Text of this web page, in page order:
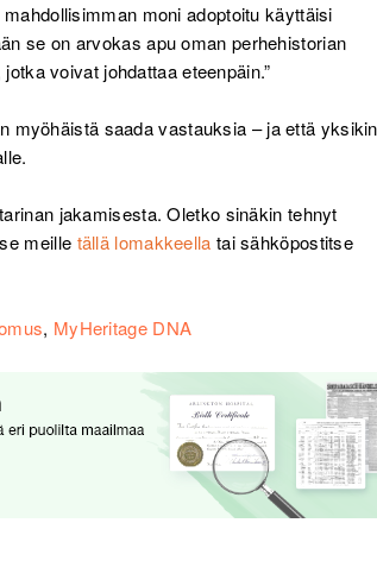
moni adoptoitu käyttäisi
se on arvokas apu oman perhehistorian
voivat johdattaa eteenpäin.”
myöhäistä saada vastauksia – ja että yksikin
jakamisesta. Oletko sinäkin tehnyt
meille tällä lomakkeella tai sähköpostitse
, MyHeritage DNA